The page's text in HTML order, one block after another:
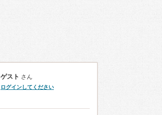
ゲスト さん
ログインしてください